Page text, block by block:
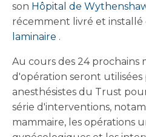
son Hôpital de
récemment livré et installé
laminaire .
Au cours des 24 prochains
d'opération seront
anesthésistes du Trust
série d'interventions,
mammaire, les opérations